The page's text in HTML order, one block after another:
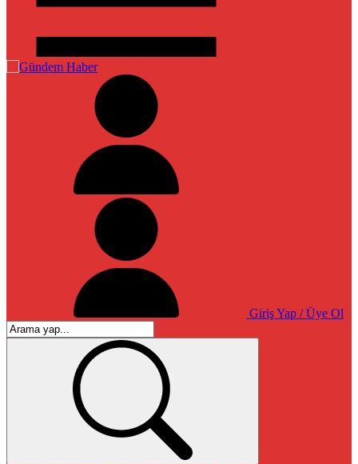
Giriş Yap / Üye Ol